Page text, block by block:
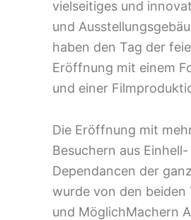
vielseitiges und
und
haben den Tag der
Eröffnung mit einem
und einer
Die Eröffnung mit
Besuchern aus Einhell-
Dependancen der
wurde von den beiden
und MöglichMachern